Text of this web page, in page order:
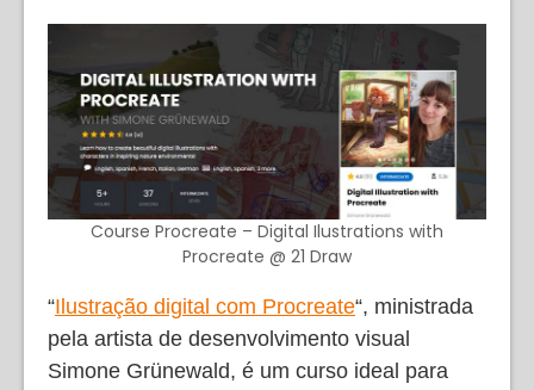
Course Procreate – Digital Ilustrations with
Procreate @ 21 Draw
“Ilustração digital com Procreate“, ministrada
pela artista de desenvolvimento visual
Simone Grünewald, é um curso ideal para